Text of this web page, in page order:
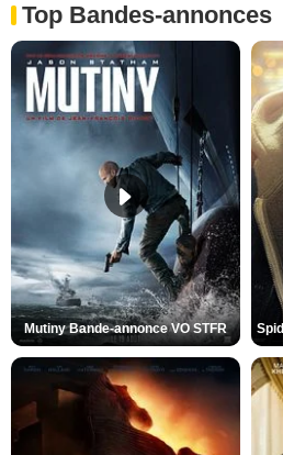
Top Bandes-annonces
Mutiny Bande-annonce VO STFR